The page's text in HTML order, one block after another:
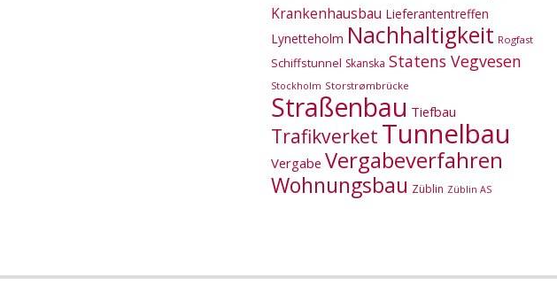
Krankenhausbau Lieferantentreffen
Lynetteholm Nachhaltigkeit Rogfast
Schiffstunnel Skanska Statens Vegvesen
Stockholm Storstrømbrücke
Straßenbau Tiefbau
Trafikverket Tunnelbau
Vergabe Vergabeverfahren
Wohnungsbau Züblin Züblin AS